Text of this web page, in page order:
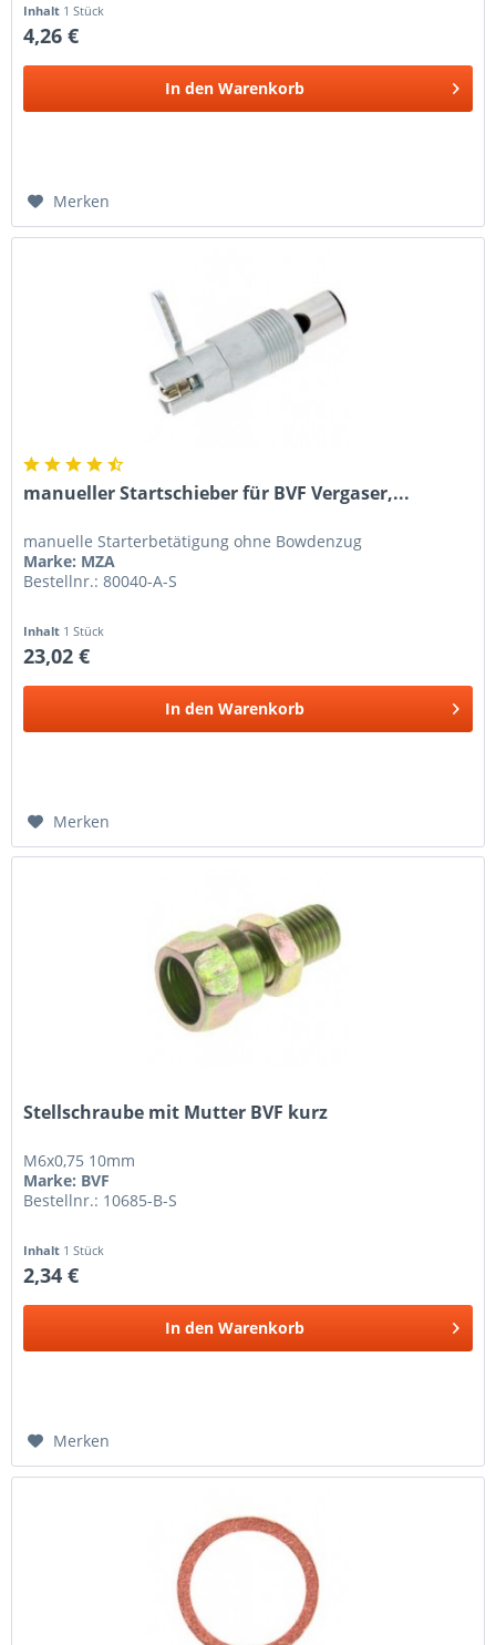
Inhalt 1 Stück
4,26 €
In den Warenkorb
Merken
manueller Startschieber für BVF Vergaser,...
manuelle Starterbetätigung ohne Bowdenzug
Marke: MZA
Bestellnr.: 80040-A-S
Inhalt 1 Stück
23,02 €
In den Warenkorb
Merken
Stellschraube mit Mutter BVF kurz
M6x0,75 10mm
Marke: BVF
Bestellnr.: 10685-B-S
Inhalt 1 Stück
2,34 €
In den Warenkorb
Merken